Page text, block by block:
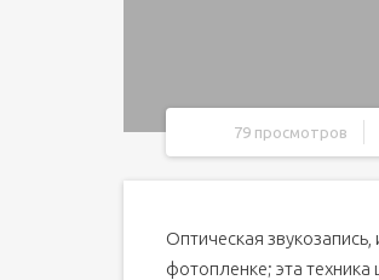
79 просмотров
Оптическая
фотопленке; эта